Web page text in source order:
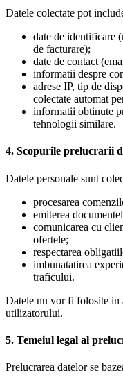
Datele colectate pot
date de identificare
de facturare);
date de contact
informatii despre
adrese IP, tip de
colectate automat
informatii obtinute
tehnologii similare.
4. Scopurile prelucrarii
Datele personale sunt
procesarea
emiterea
comunicarea cu
ofertele;
respectarea
imbunatatirea
traficului.
Datele nu vor fi folosite in
utilizatorului.
5. Temeiul legal al
Prelucrarea datelor se